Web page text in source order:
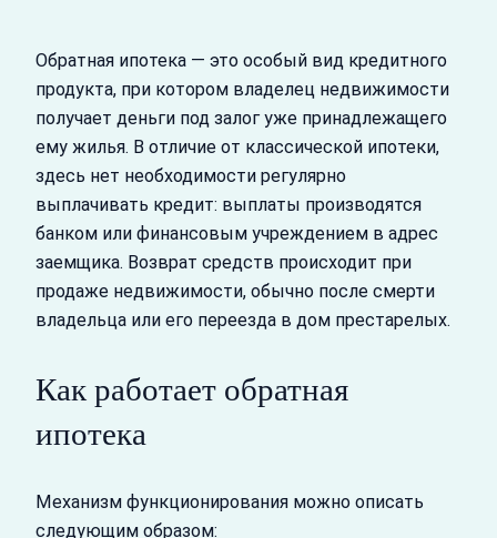
Обратная ипотека — это особый вид кредитного
продукта, при котором владелец недвижимости
получает деньги под залог уже принадлежащего
ему жилья. В отличие от классической ипотеки,
здесь нет необходимости регулярно
выплачивать кредит: выплаты производятся
банком или финансовым учреждением в адрес
заемщика. Возврат средств происходит при
продаже недвижимости, обычно после смерти
владельца или его переезда в дом престарелых.
Как работает обратная
ипотека
Механизм функционирования можно описать
следующим образом: